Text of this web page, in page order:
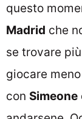
questo
Madrid che
se trovare
giocare
con Simeone